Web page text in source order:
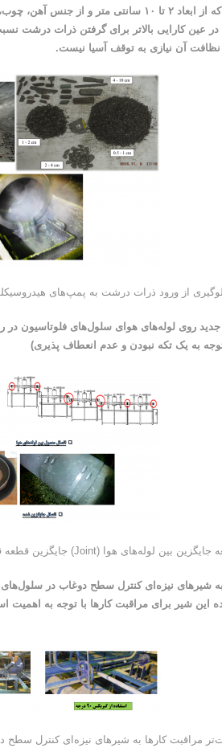
(مشکل : ورود ایت ذرات که از ابعاد ۲ تا ۱۰
عین کارایی بالاتر برای گرفتن ذرات درشت
آن نیازی به توقف آسیا نیست.
روی لوله‌های هوای سلول‌های فلوتاسیون
به یک تکه نبودن و عدم انعطاف پذیری)
این شیر برای مراقبت کارها با توجه به اهمیت